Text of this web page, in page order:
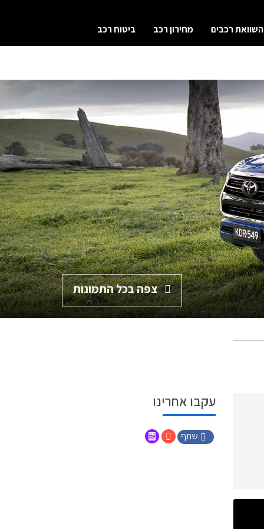
השוואת רכבים מחירון רכב ביטוח רכב
צפה בכל התמונות
עקבו אחרינו
שתף